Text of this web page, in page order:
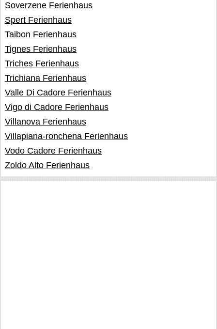
Soverzene Ferienhaus
Spert Ferienhaus
Taibon Ferienhaus
Tignes Ferienhaus
Triches Ferienhaus
Trichiana Ferienhaus
Valle Di Cadore Ferienhaus
Vigo di Cadore Ferienhaus
Villanova Ferienhaus
Villapiana-ronchena Ferienhaus
Vodo Cadore Ferienhaus
Zoldo Alto Ferienhaus